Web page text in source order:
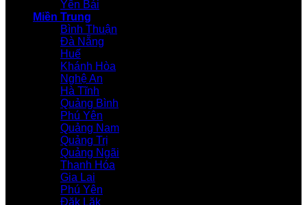
Yên Bái
Miền Trung
Bình Thuận
Đà Nẵng
Huế
Khánh Hòa
Nghệ An
Hà Tĩnh
Quảng Bình
Phú Yên
Quảng Nam
Quảng Trị
Quảng Ngãi
Thanh Hóa
Gia Lai
Phú Yên
Đăk Lăk